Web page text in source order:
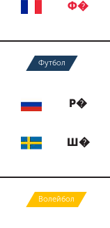
Ф�
Футбол
Р�
Ш�
Волейбол